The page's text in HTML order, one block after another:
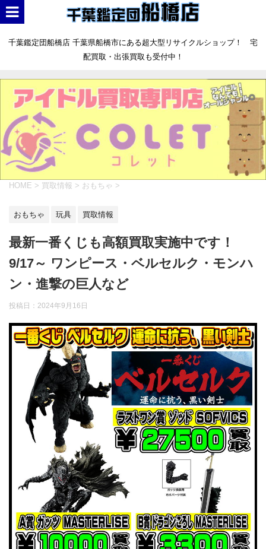
千葉鑑定団船橋店 千葉県船橋市にある超大型リサイクルショップ！ 宅
配買取・出張買取も受付中！
HOME > 買取情報 > おもちゃ >
おもちゃ 玩具 買取情報
最新一番くじも高額買取実施中です！
9/17～ ワンピース・ベルセルク・モンハ
ン・進撃の巨人など
投稿日： 2024年9月16日